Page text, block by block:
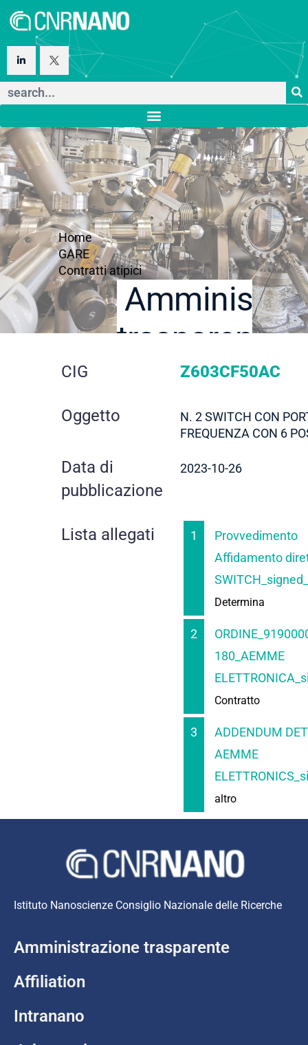
Home
GARE
Contratti atipici
trasparente
dettaglio
gara
CIG Z603CF50AC
Oggetto
N. 2 SWITCH CON
FREQUENZA CON 6
Data di
pubblicazione
2023-10-26
Lista allegati 1
Provvedimento
Affidamento
Determina
2
180_AEMME
Contratto
3
ADDENDUM
AEMME
altro
Istituto Nanoscienze Consiglio Nazionale delle Ricerche
Amministrazione trasparente
Affiliation
Intranano